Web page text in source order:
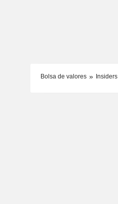
Bolsa de valores Insiders